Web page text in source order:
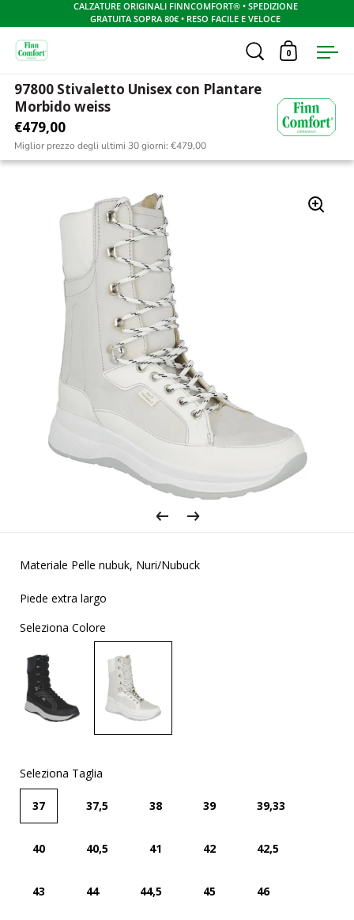
Skip to content
CALZATURE ORIGINALI FINNCOMFORT® • SPEDIZIONE
GRATUITA SOPRA 80€ • RESO FACILE E VELOCE
Apri ricerca
Apri
0
Home / Collezione uomo / 97800 Unisex con Plantare Morbido Nuri/
97800 Stivaletto Unisex con Plantare
Morbido weiss
€479,00
Miglior prezzo degli ultimi 30 giorni: €479,00
Materiale Pelle nubuk, Nuri/Nubuck
Piede extra largo
Seleziona Taglia
37 37,5 38 39 39,33
40 40,5 41 42 42,5
43 44 44,5 45 46
Seleziona Colore